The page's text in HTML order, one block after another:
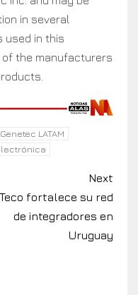
in several
used in this
the manufacturers
Genetec LATAM
Next
fortalece su red
de integradores en
Uruguay